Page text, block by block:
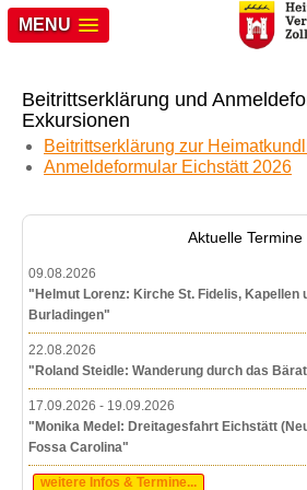
MENU
Beitrittserklärung und
Exkursionen
Beitrittserklärung zur
Anmeldeformular Eichstätt 2026
Aktuelle Termine
09.08.2026
"Helmut Lorenz: Kirche St. Fidelis, Kapellen
Burladingen"
22.08.2026
"Roland Steidle: Wanderung durch das
17.09.2026 - 19.09.2026
"Monika Medel: Dreitagesfahrt Eichstätt
Fossa Carolina"
weitere Infos & Termine...